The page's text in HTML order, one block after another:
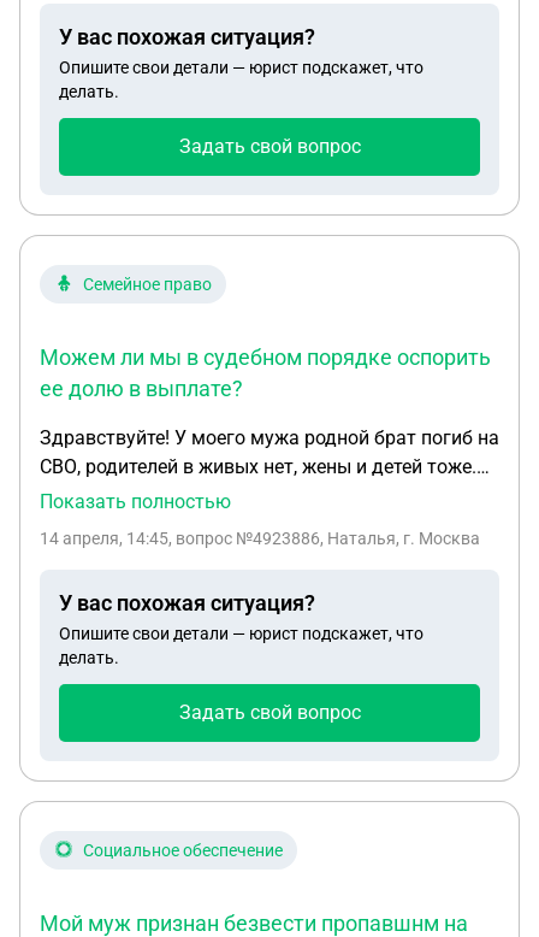
проживаем?
У вас похожая ситуация?
Опишите свои детали — юрист подскажет, что
делать.
Задать свой вопрос
Семейное право
Можем ли мы в судебном порядке оспорить
ее долю в выплате?
Здравствуйте! У моего мужа родной брат погиб на
СВО, родителей в живых нет, жены и детей тоже.
При подаче документов на президентскую
первого брака отца, но с ней никто не общался, в
говорят ищите. Можем ли мы в судебном порядке
оспорить ее долю в выплате?
Показать полностью
14 апреля, 14:45, вопрос №4923886, Наталья, г. Москва
У вас похожая ситуация?
Опишите свои детали — юрист подскажет, что
делать.
Задать свой вопрос
Социальное обеспечение
Мой муж признан безвести пропавшнм на